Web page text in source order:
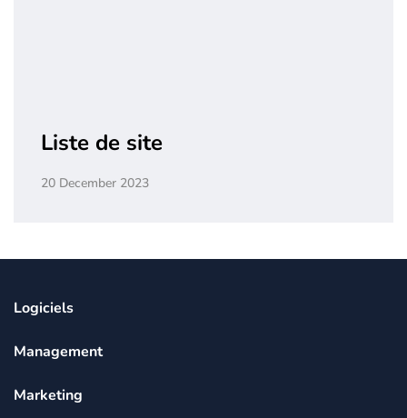
Liste de site
20 December 2023
Logiciels
Management
Marketing